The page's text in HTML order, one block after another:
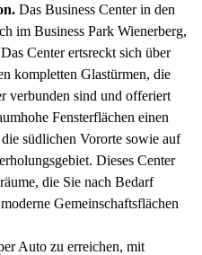
Das Business Center in den
im Business Park Wienerberg,
Center ertsreckt sich über
kompletten Glastürmen, die
verbunden sind und offeriert
Fensterflächen einen
südlichen Vororte sowie auf
Dieses Center
die Sie nach Bedarf
Gemeinschaftsflächen
Auto zu erreichen, mit